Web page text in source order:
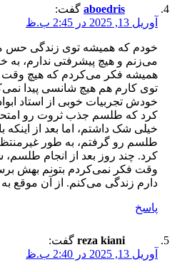
aboedris گفت:
آوریل 13, 2025 در 2:45 ب.ظ
خودم که همیشه توی زندگی حس
می‌زنم و هیچ پیشرفتی ندارم،
همیشه فکر می‌کردم که هیچ
توی کارم هم هیچ شانسی پیدا
خودش تجربیات خوبی از استاد
کرد که طلسم جذب ثروت رو
خیلی شک داشتم، اما بعد از اینکه
طلسم رو گرفتم، به طور
کرد. چند روز بعد از انجام طلسم،
وقت فکر نمی‌کردم بتونم بهش
دارم زندگی می‌کنم. از آن موقع
پاسخ
reza kiani گفت:
آوریل 13, 2025 در 2:40 ب.ظ